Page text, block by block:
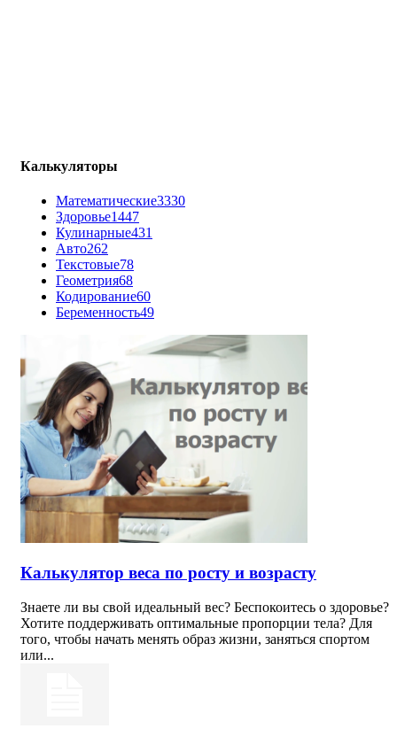
Калькуляторы
Математические3330
Здоровье1447
Кулинарные431
Авто262
Текстовые78
Геометрия68
Кодирование60
Беременность49
Калькулятор веса по росту и возрасту
Знаете ли вы свой идеальный вес? Беспокоитесь о здоровье?
Хотите поддерживать оптимальные пропорции тела? Для
того, чтобы начать менять образ жизни, заняться спортом
или...